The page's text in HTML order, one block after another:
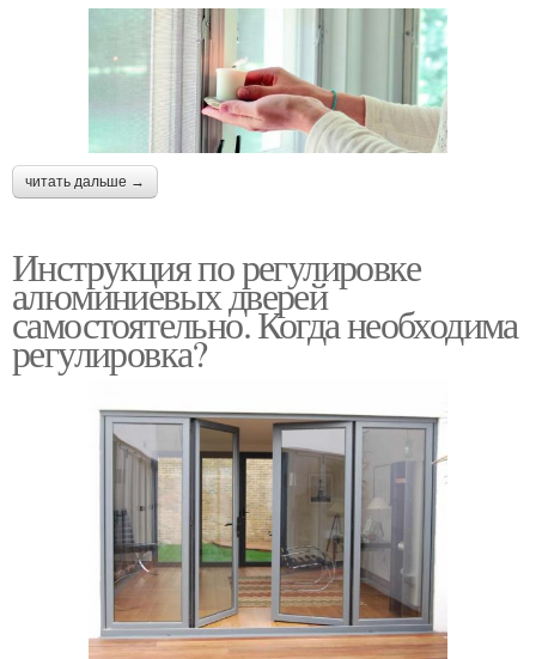
читать дальше →
Инструкция по регулировке
алюминиевых дверей
самостоятельно. Когда необходима
регулировка?